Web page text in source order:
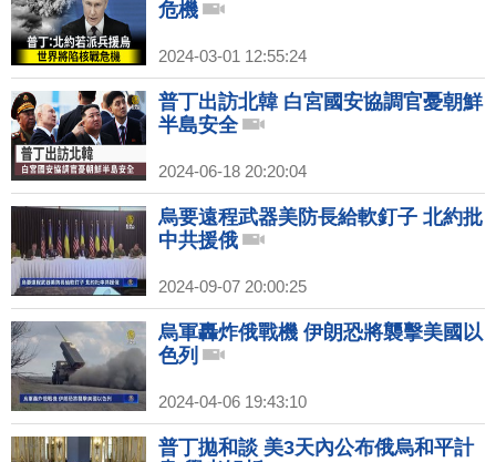
危機
2024-03-01 12:55:24
普丁出訪北韓 白宮國安協調官憂朝鮮
半島安全
2024-06-18 20:20:04
烏要遠程武器美防長給軟釘子 北約批
中共援俄
2024-09-07 20:00:25
烏軍轟炸俄戰機 伊朗恐將襲擊美國以
色列
2024-04-06 19:43:10
普丁拋和談 美3天內公布俄烏和平計